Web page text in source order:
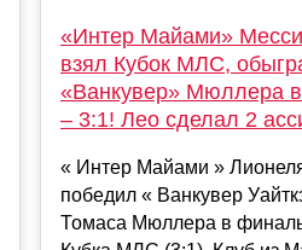
«Интер Майами»
взял Кубок МЛС,
«Ванкувер» Мюллера
– 3:1! Лео сделал 2
« Интер Майами »
победил « Ванкувер
Томаса Мюллера в